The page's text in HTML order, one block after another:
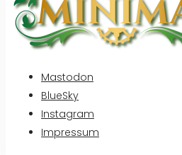
Mastodon
BlueSky
Instagram
Impressum